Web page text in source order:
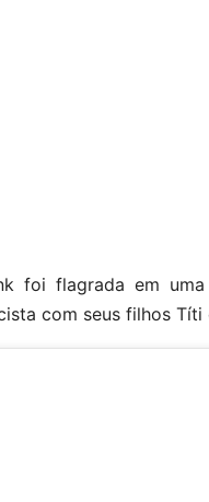
foi flagrada em
com seus filhos Títi